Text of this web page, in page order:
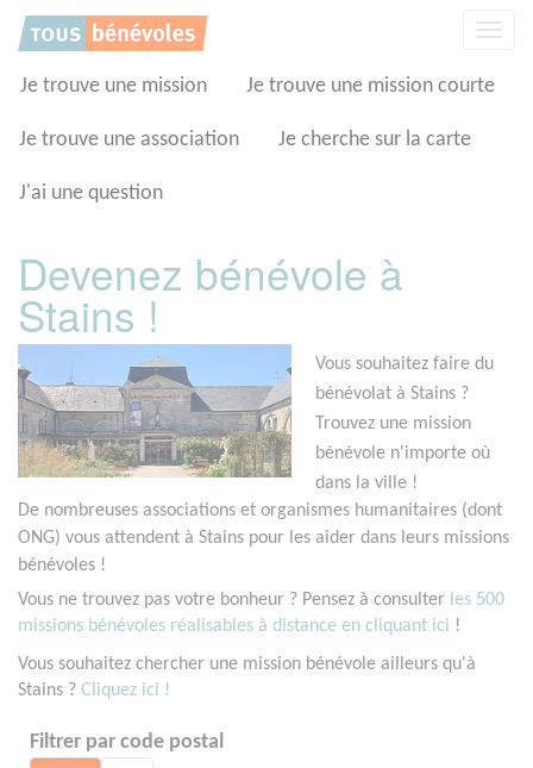
Je trouve une mission Je trouve une mission courte
Je trouve une association Je cherche sur la carte
J'ai une question
Devenez bénévole à
Stains !
Vous souhaitez faire du
bénévolat à Stains ?
Trouvez une mission
bénévole n'importe où
dans la ville !
De nombreuses associations et organismes humanitaires (dont
ONG) vous attendent à Stains pour les aider dans leurs missions
bénévoles !
Vous ne trouvez pas votre bonheur ? Pensez à consulter les 500
missions bénévoles réalisables à distance en cliquant ici !
Vous souhaitez chercher une mission bénévole ailleurs qu'à
Stains ? Cliquez ici !
Filtrer par code postal
Panneau de gestion des cookies